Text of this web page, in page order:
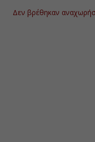
Δεν βρέθηκαν